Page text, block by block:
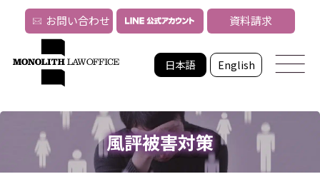
日本語 English
お問い合わせ 資料請求
風評被害対策